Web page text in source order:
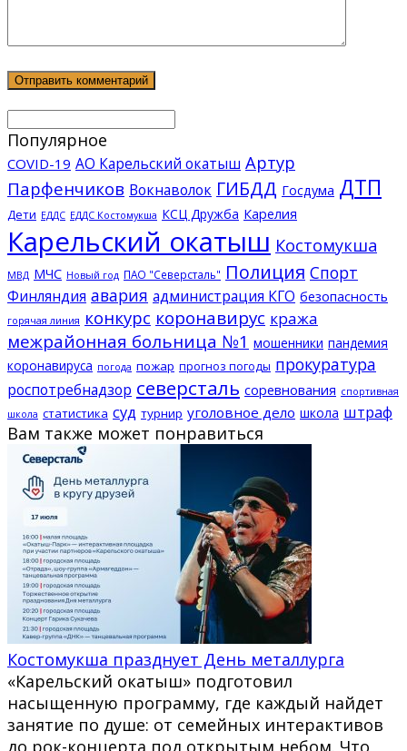
Популярное
COVID-19 АО Карельский окатыш Артур
Парфенчиков Вокнаволок ГИБДД Госдума ДТП
Дети ЕДДС ЕДДС Костомукша КСЦ Дружба Карелия
Карельский окатыш Костомукша
МВД МЧС Новый год ПАО "Северсталь" Полиция Спорт
Финляндия авария администрация КГО безопасность
горячая линия конкурс коронавирус кража
межрайонная больница №1 мошенники пандемия
коронавируса погода пожар прогноз погоды прокуратура
роспотребнадзор северсталь соревнования спортивная
школа статистика суд турнир уголовное дело школа штраф
Вам также может понравиться
Костомукша празднует День металлурга
«Карельский окатыш» подготовил
насыщенную программу, где каждый найдет
занятие по душе: от семейных интерактивов
до рок-концерта под открытым небом. Что